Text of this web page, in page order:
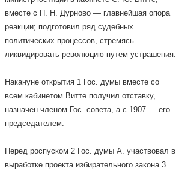
вместе с П. Н. Дурново — главнейшая опора
реакции; подготовил ряд судебных
политических процессов, стремясь
ликвидировать революцию путем устрашения.
Накануне открытия 1 Гос. думы вместе со
всем кабинетом Витте получил отставку,
назначен членом Гос. совета, а с 1907 — его
председателем.
Перед роспуском 2 Гос. думы А. участвовал в
выработке проекта избирательного закона 3